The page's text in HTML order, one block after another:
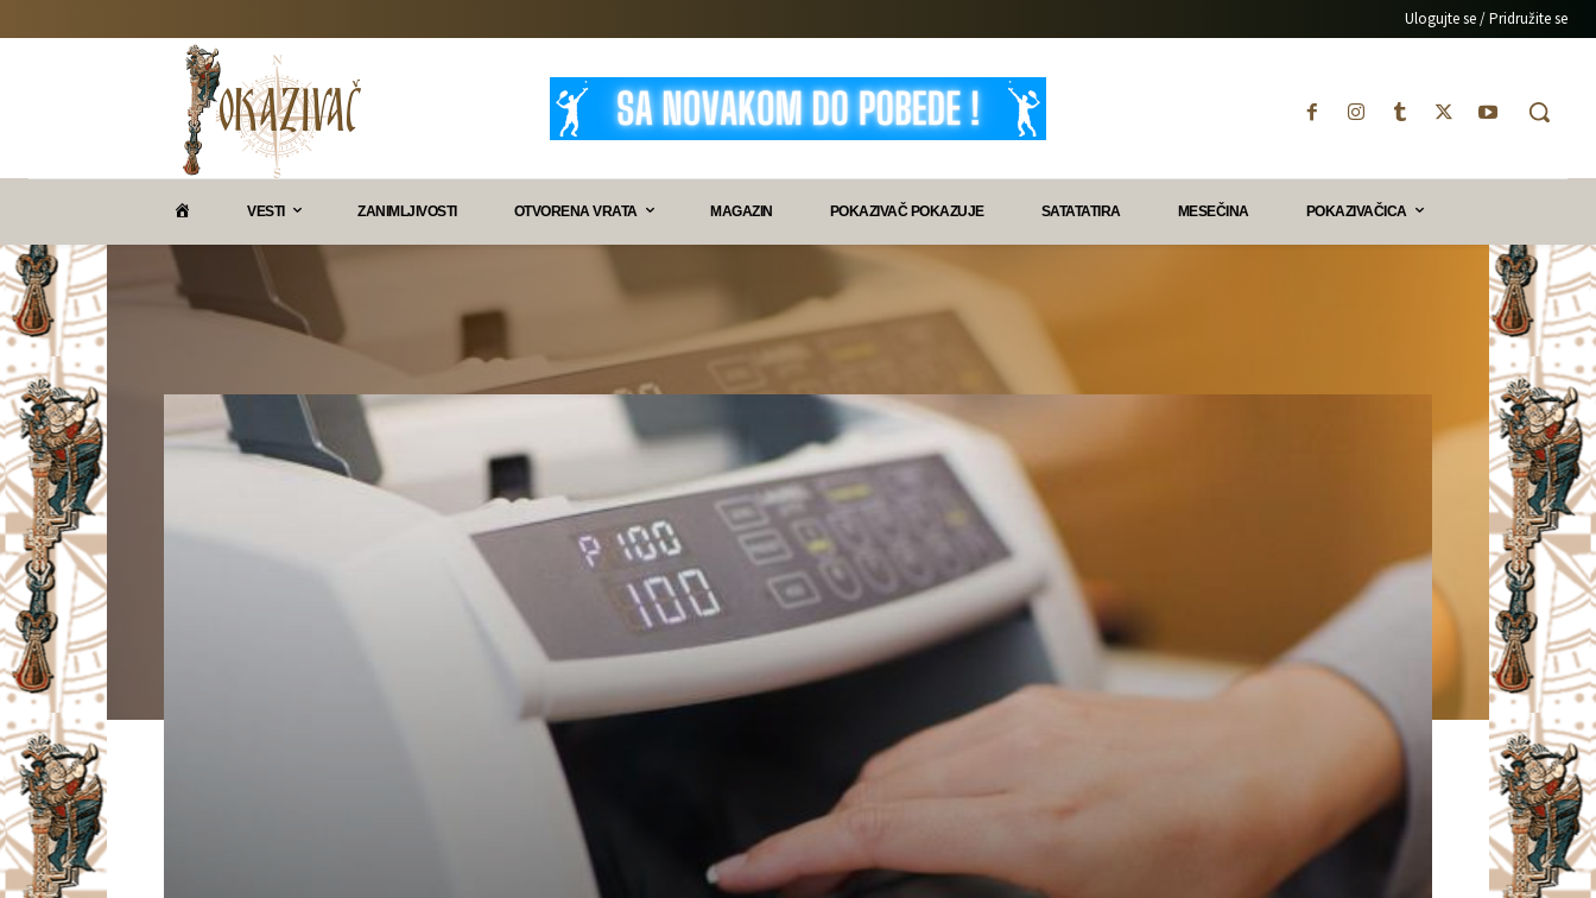
Ulogujte se / Pridružite se
VESTI ZANIMLJIVOSTI OTVORENA VRATA MAGAZIN POKAZIVAČ POKAZUJE SATATATIRA MESEČINA POKAZIVAČICA